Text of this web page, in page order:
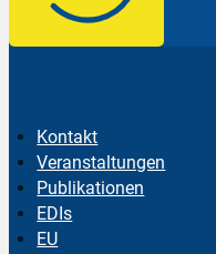
Kontakt
Veranstaltungen
Publikationen
EDIs
EU